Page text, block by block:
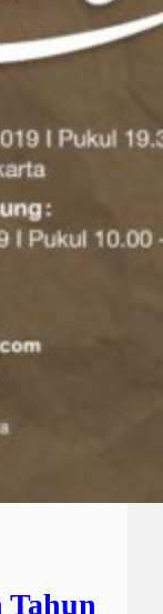
Tahun